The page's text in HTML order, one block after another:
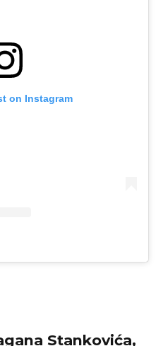
on Instagram
Stankovića,